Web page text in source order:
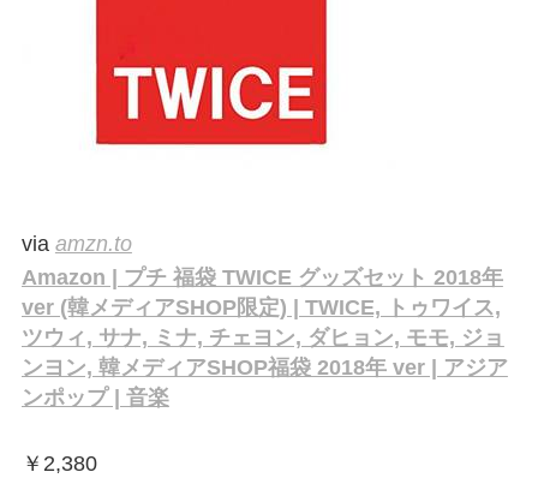
via amzn.to
Amazon | プチ 福袋 TWICE グッズセット 2018年
ver (韓メディアSHOP限定) | TWICE, トゥワイス,
ツウィ, サナ, ミナ, チェヨン, ダヒョン, モモ, ジョ
ンヨン, 韓メディアSHOP福袋 2018年 ver | アジア
ンポップ | 音楽
￥ 2,380